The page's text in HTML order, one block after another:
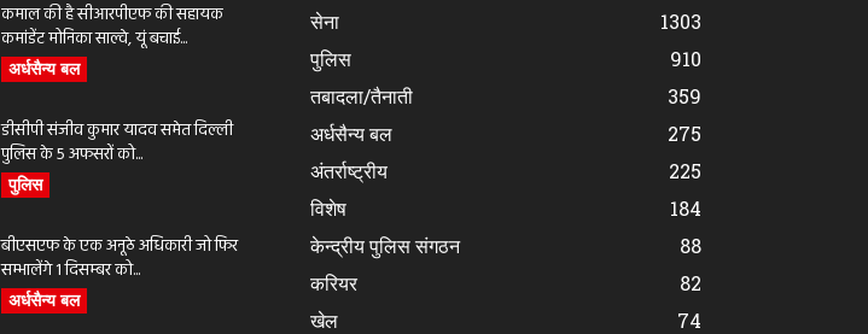
कमाल की है सीआरपीएफ की सहायक
कमांडेंट मोनिका साल्वे, यूं बचाई...
अर्धसैन्य बल
डीसीपी संजीव कुमार यादव समेत दिल्ली
पुलिस के 5 अफसरों को...
पुलिस
बीएसएफ के एक अनूठे अधिकारी जो फिर
सम्भालेंगे 1 दिसम्बर को...
अर्धसैन्य बल
सेना
1303
पुलिस
910
तबादला/तैनाती
359
अर्धसैन्य बल
275
अंतर्राष्ट्रीय
225
विशेष
184
केन्द्रीय पुलिस संगठन
88
करियर
82
खेल
74